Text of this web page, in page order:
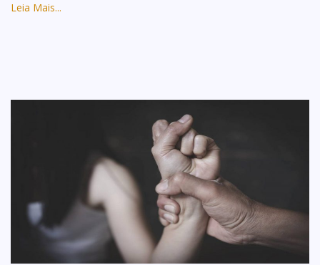
Leia Mais...